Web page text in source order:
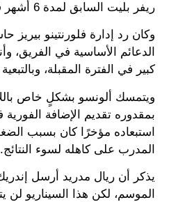
ريفر بليت السابق لمدة 6 أشهر فقط.
وكان رد إدارة فلورنتينو بيريز
الدعائم الأساسية في
كبير في الفترة المقبلة،
ويتمسك ألونسو بشكلٍ خاص
بمقدوره تقديم الإضافة
استبعاده مؤخرًا كان بسبب
المدرب على كاهله لسوء النتائج.
يذكر أن ريال مدريد أرسل
الموسم، لكن هذا السيناريو